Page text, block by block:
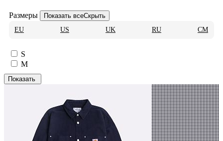
Размеры Показать всеСкрыть
EU
US UK RU CM
S
M